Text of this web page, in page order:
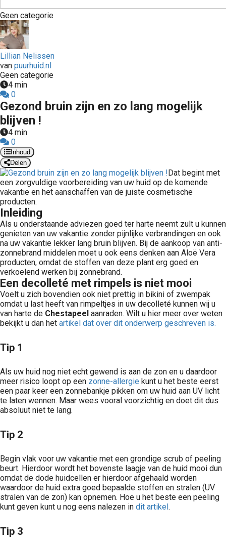
Geen categorie
Lillian Nelissen
van puurhuid.nl
Geen categorie
4 min
0
Gezond bruin zijn en zo lang mogelijk
blijven !
4 min
0
Inhoud
Delen
Dat begint met
een zorgvuldige voorbereiding van uw huid op de komende
vakantie en het aanschaffen van de juiste cosmetische
producten.
Inleiding
Als u onderstaande adviezen goed ter harte neemt zult u kunnen
genieten van uw vakantie zonder pijnlijke verbrandingen en ook
na uw vakantie lekker lang bruin blijven. Bij de aankoop van anti-
zonnebrand middelen moet u ook eens denken aan Aloë Vera
producten, omdat de stoffen van deze plant erg goed en
verkoelend werken bij zonnebrand.
Een decolleté met rimpels is niet mooi
Voelt u zich bovendien ook niet prettig in bikini of zwempak
omdat u last heeft van rimpeltjes in uw decolleté kunnen wij u
van harte de Chestapeel aanraden. Wilt u hier meer over weten
bekijkt u dan het artikel dat over dit onderwerp geschreven is.
Tip 1
Als uw huid nog niet echt gewend is aan de zon en u daardoor
meer risico loopt op een zonne-allergie kunt u het beste eerst
een paar keer een zonnebankje pikken om uw huid aan UV licht
te laten wennen. Maar wees vooral voorzichtig en doet dit dus
absoluut niet te lang.
Tip 2
Begin vlak voor uw vakantie met een grondige scrub of peeling
beurt. Hierdoor wordt het bovenste laagje van de huid mooi dun
omdat de dode huidcellen er hierdoor afgehaald worden
waardoor de huid extra goed bepaalde stoffen en stralen (UV
stralen van de zon) kan opnemen. Hoe u het beste een peeling
kunt geven kunt u nog eens nalezen in dit artikel .
Tip 3